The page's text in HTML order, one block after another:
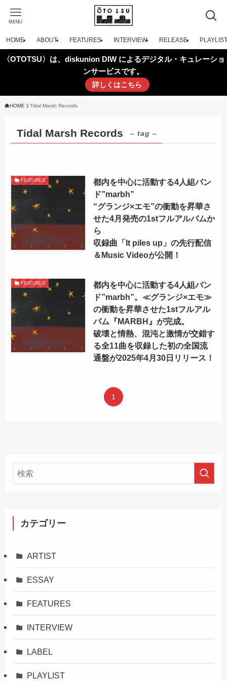
MENU
HOME ABOUT FEATURES INTERVIEW RELEASE PLAYLIST
〈OTOTSU〉は、diskunion DIW によるデジタル・キュレーショ
ンサービスです。
詳しくはこちら
HOME Tidal Marsh Records
Tidal Marsh Records – tag –
FEATURES
都内を中心に活動する4人組バン
ド”marbh”
“グランジ×エモ”の衝動を昇華さ
せた4月発売の1stフルアルバムか
ら
収録曲「It piles up」の先行配信
＆Music Videoが公開！
FEATURES
都内を中心に活動する4人組バン
ド”marbh”。≪グランジ×エモ≫
の衝動を昇華させた1stフルアル
バム『MARBH』が完成。
破壊と情熱、混沌と激情が交錯す
る全11曲を収録した初の全国流
通盤が2025年4月30日リリース！
1
カテゴリー
ARTIST
ESSAY
FEATURES
INTERVIEW
LABEL
PLAYLIST